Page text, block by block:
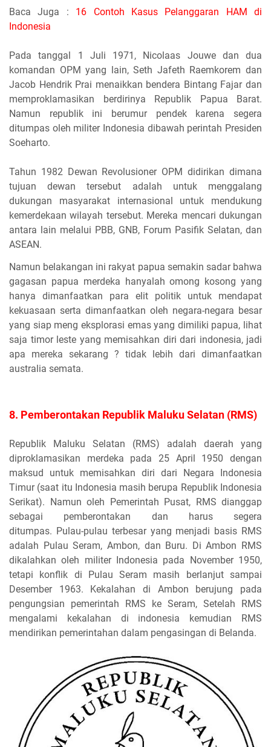
Baca Juga : 16 Contoh Kasus Pelanggaran HAM di
Indonesia
Pada tanggal 1 Juli 1971, Nicolaas Jouwe dan dua
komandan OPM yang lain, Seth Jafeth Raemkorem dan
Jacob Hendrik Prai menaikkan bendera Bintang Fajar dan
memproklamasikan berdirinya Republik Papua Barat.
Namun republik ini berumur pendek karena segera
ditumpas oleh militer Indonesia dibawah perintah Presiden
Soeharto.
Tahun 1982 Dewan Revolusioner OPM didirikan dimana
tujuan dewan tersebut adalah untuk menggalang
dukungan masyarakat internasional untuk mendukung
kemerdekaan wilayah tersebut. Mereka mencari dukungan
antara lain melalui PBB, GNB, Forum Pasifik Selatan, dan
ASEAN.
Namun belakangan ini rakyat papua semakin sadar bahwa
gagasan papua merdeka hanyalah omong kosong yang
hanya dimanfaatkan para elit politik untuk mendapat
kekuasaan serta dimanfaatkan oleh negara-negara besar
yang siap meng eksplorasi emas yang dimiliki papua, lihat
saja timor leste yang memisahkan diri dari indonesia, jadi
apa mereka sekarang ? tidak lebih dari dimanfaatkan
australia semata.
8. Pemberontakan Republik Maluku Selatan (RMS)
Republik Maluku Selatan (RMS) adalah daerah yang
diproklamasikan merdeka pada 25 April 1950 dengan
maksud untuk memisahkan diri dari Negara Indonesia
Timur (saat itu Indonesia masih berupa Republik Indonesia
Serikat). Namun oleh Pemerintah Pusat, RMS dianggap
sebagai pemberontakan dan harus segera
ditumpas. Pulau-pulau terbesar yang menjadi basis RMS
adalah Pulau Seram, Ambon, dan Buru. Di Ambon RMS
dikalahkan oleh militer Indonesia pada November 1950,
tetapi konflik di Pulau Seram masih berlanjut sampai
Desember 1963. Kekalahan di Ambon berujung pada
pengungsian pemerintah RMS ke Seram, Setelah RMS
mengalami kekalahan di indonesia kemudian RMS
mendirikan pemerintahan dalam pengasingan di Belanda.